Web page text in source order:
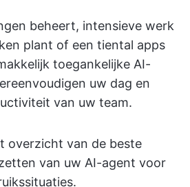
beheert, intensieve werk
plant of een tiental apps
toegankelijke AI-
uw dag en
van uw team.
overzicht van de beste
van uw AI-agent voor